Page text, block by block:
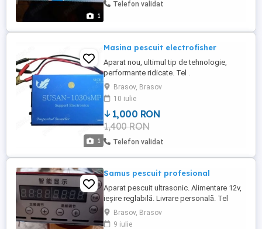
1
Telefon validat
1
Masina pescuit electrofisher
Aparat nou, ultimul tip de tehnologie,
performante ridicate. Tel .
Brasov, Brasov
10 iulie
1,000 RON
1,400 RON
Telefon validat
Samus pescuit profesional
Aparat pescuit ultrasonic. Alimentare 12v,
ieșire reglabilă. Livrare personală. Tel
Brasov, Brasov
9 iulie